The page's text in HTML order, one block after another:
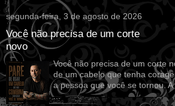
segunda-feira, 3 de agosto de 2026
Você não precisa de um corte
novo
Você não precisa de um corte
de um cabelo que tenha
a pessoa que você se tornou.
...